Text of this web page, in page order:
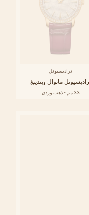
تراديسيونل
مانوال ويندينغ
33 مم - ذهب وردي